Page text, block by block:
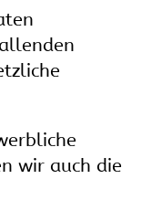
wir auch die